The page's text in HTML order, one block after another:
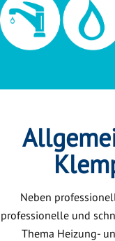
Neben
professionelle und
Thema Heizung-